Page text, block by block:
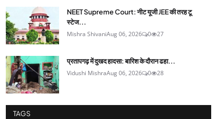
NEET Supreme Court: नीट यूजी JEE की तरह टू
स्टेज...
Mishra ShivaniAug 06, 2026 0 27
प्रतापगढ़ में दुखद हादसा: बारिश के दौरान ढहा...
Vidushi MishraAug 06, 2026 0 28
TAGS